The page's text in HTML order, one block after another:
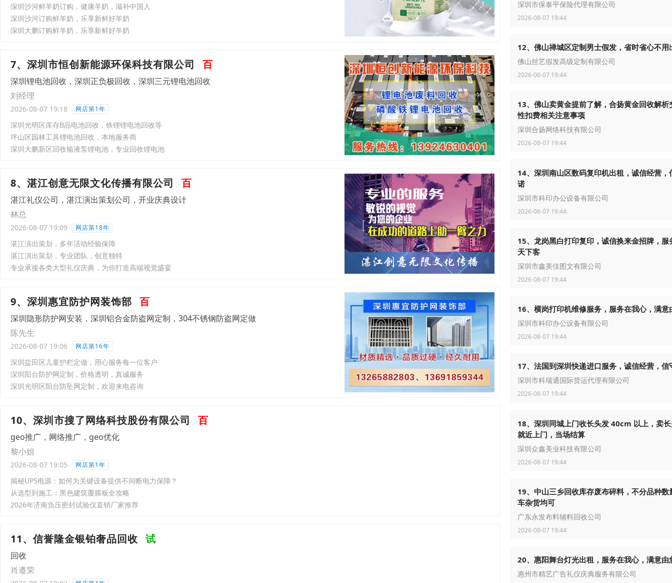
深圳沙河鲜羊奶订购，健康羊奶，滋补中国人
深圳沙河订购鲜羊奶，乐享新鲜好羊奶
深圳大鹏订购鲜羊奶，乐享新鲜好羊奶
7、深圳市恒创新能源环保科技有限公司 百
深圳锂电池回收，深圳正负极回收，深圳三元锂电池回收
刘经理
2026-08-07 19:18 网店第1年
深圳光明区库存B品电池回收，铁锂锂电池回收等
坪山区园林工具锂电池回收，本地服务商
深圳大鹏新区回收输液泵锂电池，专业回收锂电池
8、湛江创意无限文化传播有限公司 百
湛江礼仪公司，湛江演出策划公司，开业庆典设计
林总
2026-08-07 19:09 网店第18年
湛江演出策划，多年活动经验保障
湛江演出策划，专业团队，创意独特
专业承接各类大型礼仪庆典，为你打造高端视觉盛宴
9、深圳惠宜防护网装饰部 百
深圳隐形防护网安装，深圳铝合金防盗网定制，304不锈钢防盗网定做
陈先生
2026-08-07 19:06 网店第16年
深圳盐田区儿童护栏定做，用心服务每一位客户
深圳阳台防护网定制，价格透明，真诚服务
深圳光明区阳台防坠网定制，欢迎来电咨询
10、深圳市搜了网络科技股份有限公司 百
geo推广，网络推广，geo优化
黎小姐
2026-08-07 19:05 网店第1年
揭秘UPS电源：如何为关键设备提供不间断电力保障？
从选型到施工：黑色建筑覆膜板全攻略
2026年济南负压密封试验仪直销厂家推荐
11、信誉隆金银铂奢品回收 试
回收
肖遵荣
深圳市保泰平保险代理有限公司
2026-08-07 19:44
12、佛山禅城区定制男士假发，省时省心不用
佛山丝艺假发高级定制有限公司
2026-08-07 19:44
13、佛山卖黄金提前了解，合扬黄金回收解析
性扣费相关注意事项
深圳合扬网络科技有限公司
2026-08-07 19:44
14、深圳南山区数码复印机出租，诚信经营，
诺
深圳市科印办公设备有限公司
2026-08-07 19:44
15、龙岗黑白打印复印，诚信换来金招牌，服
天下客
深圳市鑫美佳图文有限公司
2026-08-07 19:44
16、横岗打印机维修服务，服务在我心，满意
深圳市科印办公设备有限公司
2026-08-07 19:44
17、法国到深圳快递进口服务，诚信经营，信
深圳市科瑞通国际货运代理有限公司
2026-08-07 19:44
18、深圳同城上门收长头发 40cm 以上，卖
就近上门，当场结算
深圳众鑫美业科技有限公司
2026-08-07 19:44
19、中山三乡回收库存废布碎料，不分品种数
车杂货均可
广东永发布料辅料回收公司
2026-08-07 19:44
20、惠阳舞台灯光出租，服务在我心，满意由
惠州市精艺广告礼仪庆典服务有限公司